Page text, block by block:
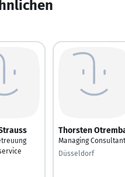
Thorsten
Managing Consultant
Düsseldorf